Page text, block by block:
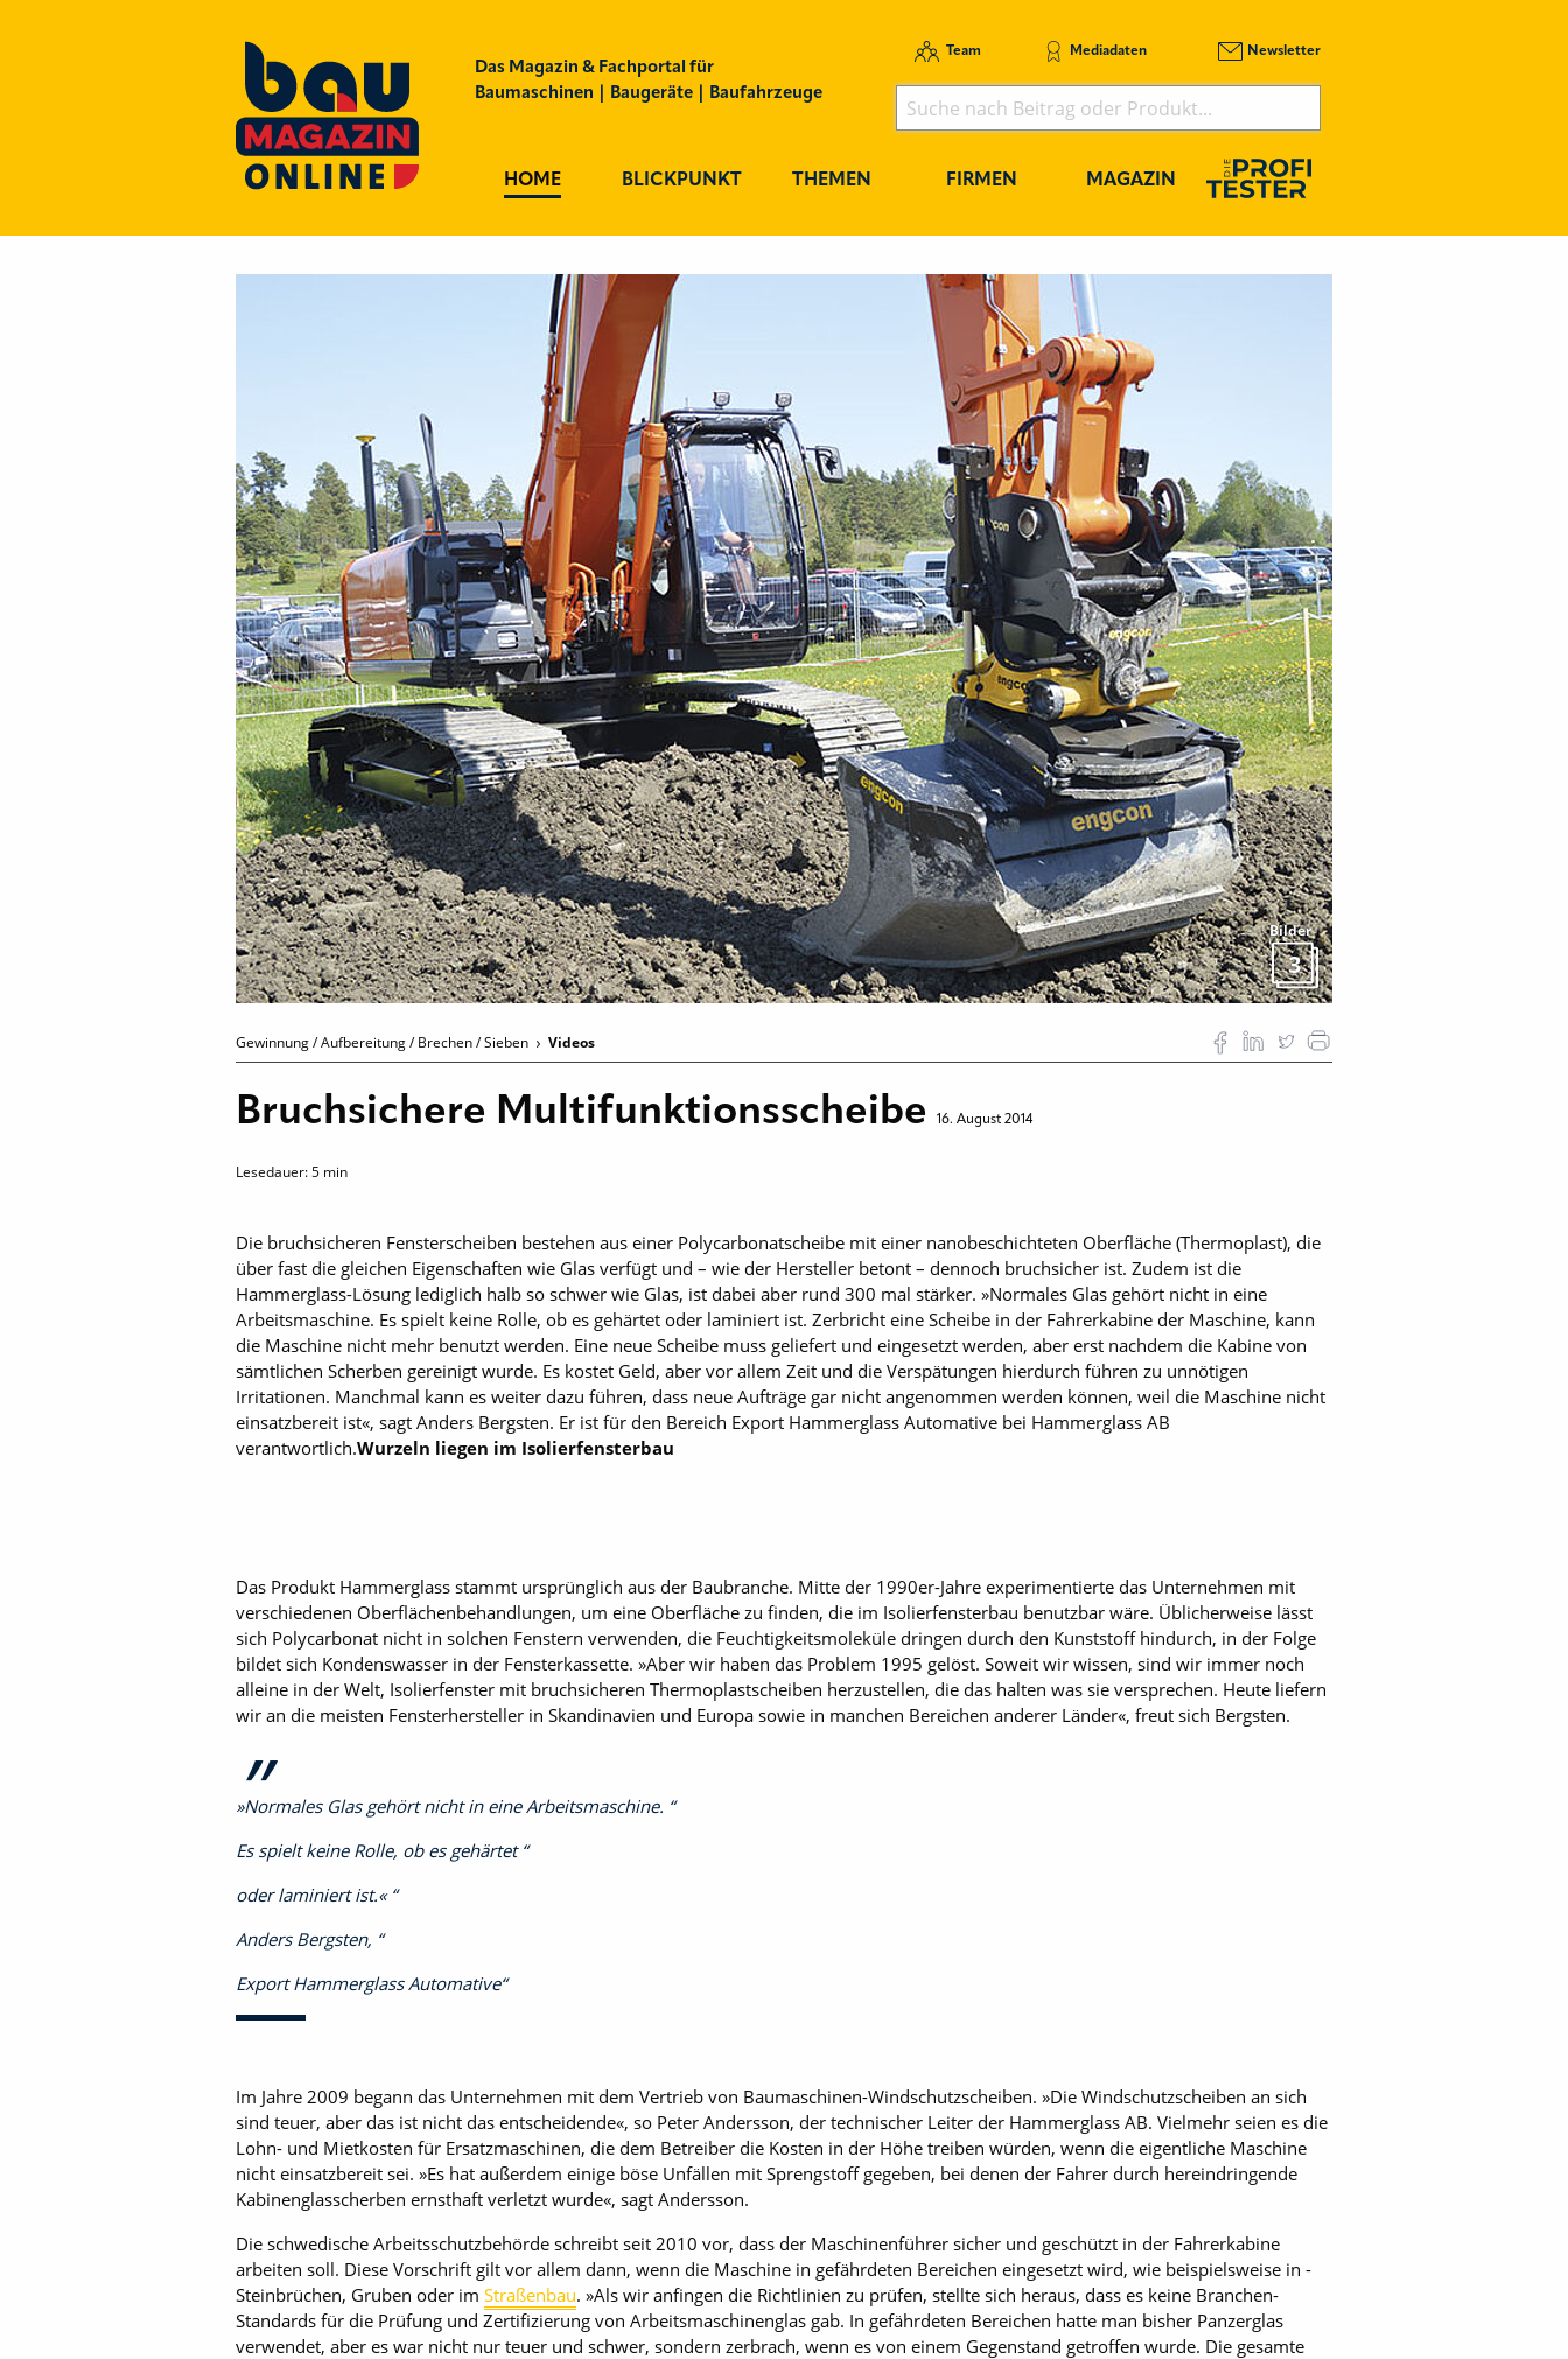
Das Magazin & Fachportal für
Baumaschinen | Baugeräte | Baufahrzeuge
Team Mediadaten Newsletter
HOME BLICKPUNKT THEMEN FIRMEN MAGAZIN
Bilder
3
Gewinnung / Aufbereitung / Brechen / Sieben Videos
Bruchsichere Multifunktionsscheibe 16. August 2014
Lesedauer:5 min
Die bruchsicheren Fensterscheiben bestehen aus einer Polycarbonatscheibe mit einer nanobeschichteten Oberfläche (Thermoplast), die
über fast die gleichen Eigenschaften wie Glas verfügt und – wie der Hersteller betont – dennoch bruchsicher ist. Zudem ist die
Hammerglass-Lösung lediglich halb so schwer wie Glas, ist dabei aber rund 300 mal stärker. »Normales Glas gehört nicht in eine
Arbeitsmaschine. Es spielt keine Rolle, ob es gehärtet oder laminiert ist. Zerbricht eine Scheibe in der Fahrerkabine der Maschine, kann
die Maschine nicht mehr benutzt werden. Eine neue Scheibe muss geliefert und eingesetzt werden, aber erst nachdem die Kabine von
sämtlichen Scherben gereinigt wurde. Es kostet Geld, aber vor allem Zeit und die Verspätungen hierdurch führen zu unnötigen
Irritationen. Manchmal kann es weiter dazu führen, dass neue Aufträge gar nicht angenommen werden können, weil die Maschine nicht
einsatzbereit ist«, sagt Anders Bergsten. Er ist für den Bereich Export Hammerglass Automative bei Hammerglass AB
verantwortlich.Wurzeln liegen im Isolierfensterbau
Das Produkt Hammerglass stammt ursprünglich aus der Baubranche. Mitte der 1990er-Jahre experimentierte das Unternehmen mit
verschiedenen Oberflächenbehandlungen, um eine Oberfläche zu finden, die im Isolierfensterbau benutzbar wäre. Üblicherweise lässt
sich Polycarbonat nicht in solchen Fenstern verwenden, die Feuchtigkeitsmoleküle dringen durch den Kunststoff hindurch, in der Folge
bildet sich Kondenswasser in der Fensterkassette. »Aber wir haben das Problem 1995 gelöst. Soweit wir wissen, sind wir immer noch
alleine in der Welt, Isolierfenster mit bruchsicheren Thermoplastscheiben herzustellen, die das halten was sie versprechen. Heute liefern
wir an die meisten Fensterhersteller in Skandinavien und Europa sowie in manchen Bereichen anderer Länder«, freut sich Bergsten.
»Normales Glas gehört nicht in eine Arbeitsmaschine.
Es spielt keine Rolle, ob es gehärtet
oder laminiert ist.«
Anders Bergsten,
Export Hammerglass Automative
Im Jahre 2009 begann das Unternehmen mit dem Vertrieb von Baumaschinen-Windschutzscheiben. »Die Windschutzscheiben an sich
sind teuer, aber das ist nicht das entscheidende«, so Peter Andersson, der technischer Leiter der Hammerglass AB. Vielmehr seien es die
Lohn- und Mietkosten für Ersatzmaschinen, die dem Betreiber die Kosten in der Höhe treiben würden, wenn die eigentliche Maschine
nicht einsatzbereit sei. »Es hat außerdem einige böse Unfällen mit Sprengstoff gegeben, bei denen der Fahrer durch hereindringende
Kabinenglasscherben ernsthaft verletzt wurde«, sagt Andersson.
Die schwedische Arbeitsschutzbehörde schreibt seit 2010 vor, dass der Maschinenführer sicher und geschützt in der Fahrerkabine
arbeiten soll. Diese Vorschrift gilt vor allem dann, wenn die Maschine in gefährdeten Bereichen eingesetzt wird, wie beispielsweise in ­
Steinbrüchen, Gruben oder im Straßenbau. »Als wir anfingen die Richtlinien zu prüfen, stellte sich heraus, dass es keine Branchen-
Standards für die Prüfung und Zertifizierung von Arbeitsmaschinenglas gab. In gefährdeten Bereichen hatte man bisher Panzerglas
verwendet, aber es war nicht nur teuer und schwer, sondern zerbrach, wenn es von einem Gegenstand getroffen wurde. Die gesamte